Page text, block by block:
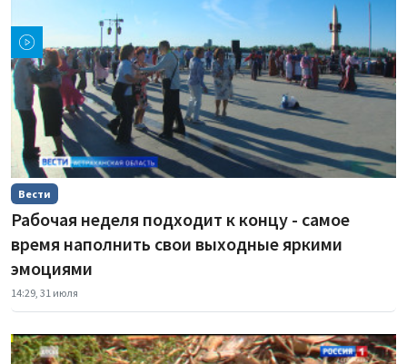
Вести
Рабочая неделя подходит к концу - самое
время наполнить свои выходные яркими
эмоциями
14:29, 31 июля